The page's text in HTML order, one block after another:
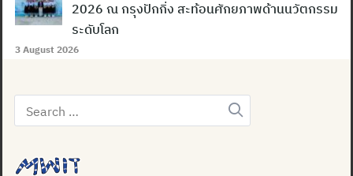
2026 ณ กรุงปักกิ่ง สะท้อนศักยภาพด้านนวัตกรรม
ระดับโลก
3 August 2026
Search
for: